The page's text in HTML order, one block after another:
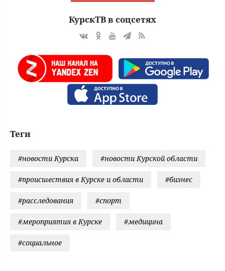
КурскТВ в соцсетях
Теги
#новости Курска #новости Курской области
#происшествия в Курске и области #бизнес
#расследования #спорт
#мероприятия в Курске #медицина
#социальное